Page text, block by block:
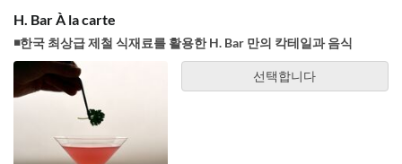
H. Bar À la carte
◾한국 최상급 제철 식재료를 활용한 H. Bar 만의 칵테일과 음식
선택합니다